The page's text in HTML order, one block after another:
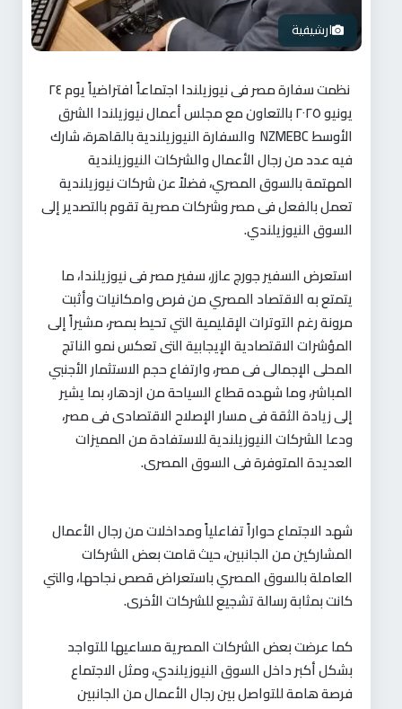
ارشيفية
نظمت سفارة مصر فى نيوزيلندا اجتماعاً افتراضياً يوم ٢٤
يونيو ٢٠٢٥ بالتعاون مع مجلس أعمال نيوزيلندا الشرق
الأوسط
والسفارة النيوزيلندية بالقاهرة، شارك
فيه عدد من رجال الأعمال والشركات النيوزيلندية
المهتمة بالسوق المصري، فضلاً عن شركات نيوزيلندية
تعمل بالفعل فى مصر وشركات مصرية تقوم بالتصدير إلى
السوق النيوزيلندي.
استعرض السفير جورج عازر، سفير مصر فى نيوزيلندا، ما
يتمتع به الاقتصاد المصري من فرص وامكانيات وأثبت
مرونة رغم التوترات الإقليمية التي تحيط بمصر، مشيراً إلى
المؤشرات الاقتصادية الإيجابية التى تعكس نمو الناتج
المحلى الإجمالى فى مصر، وارتفاع حجم الاستثمار الأجنبي
المباشر، وما شهده قطاع السياحة من ازدهار، بما يشير
إلى زيادة الثقة فى مسار الإصلاح الاقتصادى فى مصر،
ودعا الشركات النيوزيلندية للاستفادة من المميزات
العديدة المتوفرة فى السوق المصرى.
شهد الاجتماع حواراً تفاعلياً ومداخلات من رجال الأعمال
المشاركين من الجانبين، حيث قامت بعض الشركات
العاملة بالسوق المصري باستعراض قصص نجاحها، والتي
كانت بمثابة رسالة تشجيع للشركات الأخرى.
كما عرضت بعض الشركات المصرية مساعيها للتواجد
بشكل أكبر داخل السوق النيوزيلندي، ومثل الاجتماع
فرصة هامة للتواصل بين رجال الأعمال من الجانبين